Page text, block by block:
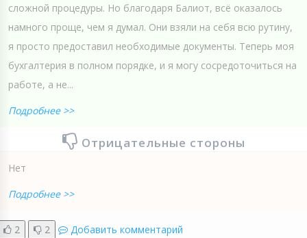
сложной процедуры. Но благодаря Балиот, всё оказалось
намного проще, чем я думал. Они взяли на себя всю рутину,
я просто предоставил необходимые документы. Теперь моя
бухгалтерия в полном порядке, и я могу сосредоточиться на
работе, а не...
Подробнее >>
Отрицательные стороны
Нет
Подробнее >>
2 2 Добавить комментарий